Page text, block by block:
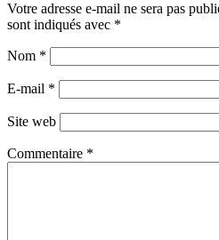
Votre adresse e-mail ne sera pas
sont indiqués avec *
Nom *
E-mail *
Site web
Commentaire *